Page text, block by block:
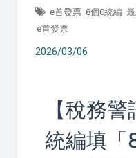
e首發票 8個0統編
e首發票
2026/03/06
【稅務
統編填「